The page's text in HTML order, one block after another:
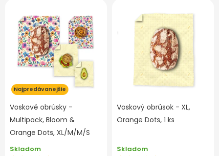
Najpredávanejšie
Voskové obrúsky -
Multipack, Bloom &
Orange Dots, XL/M/M/S
Skladom
Voskový obrúsok - XL,
Orange Dots, 1 ks
Skladom